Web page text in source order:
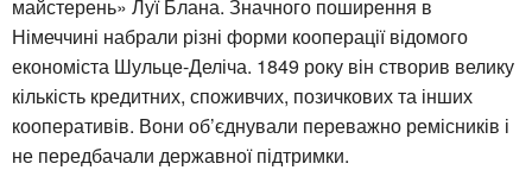
майстерень» Луї Блана. Значного поширення в
Німеччині набрали різні форми кооперації відомого
економіста Шульце-Деліча. 1849 року він створив велику
кількість кредитних, споживчих, позичкових та інших
кооперативів. Вони об’єднували переважно ремісників і
не передбачали державної підтримки.